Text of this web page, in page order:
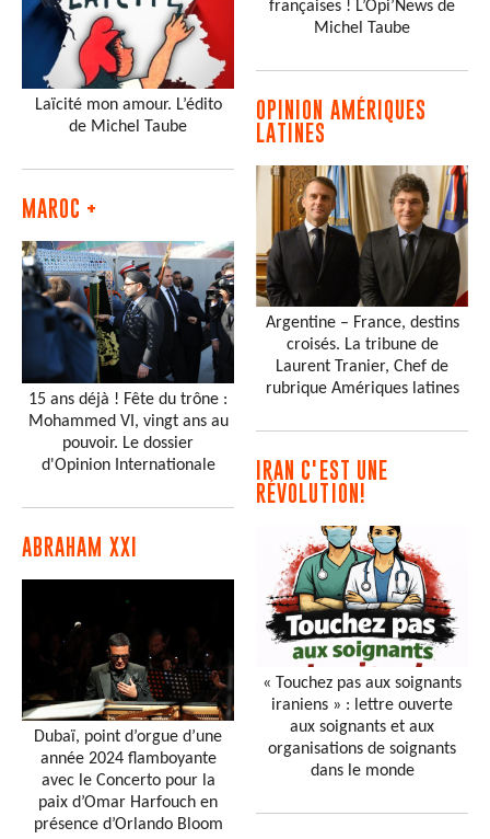
Laïcité mon amour. L’édito
de Michel Taube
MAROC +
15 ans déjà ! Fête du trône :
Mohammed VI, vingt ans au
pouvoir. Le dossier
d'Opinion Internationale
ABRAHAM XXI
Dubaï, point d’orgue d’une
année 2024 flamboyante
avec le Concerto pour la
paix d’Omar Harfouch en
présence d’Orlando Bloom
françaises ! L’Opi’News de
Michel Taube
OPINION AMÉRIQUES
LATINES
Argentine – France, destins
croisés. La tribune de
Laurent Tranier, Chef de
rubrique Amériques latines
IRAN C'EST UNE
RÉVOLUTION!
« Touchez pas aux soignants
iraniens » : lettre ouverte
aux soignants et aux
organisations de soignants
dans le monde